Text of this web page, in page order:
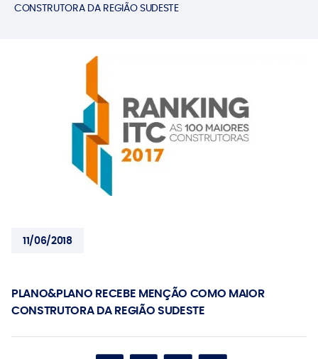
CONSTRUTORA DA REGIÃO SUDESTE
11/06/2018
PLANO&PLANO RECEBE MENÇÃO COMO MAIOR
CONSTRUTORA DA REGIÃO SUDESTE